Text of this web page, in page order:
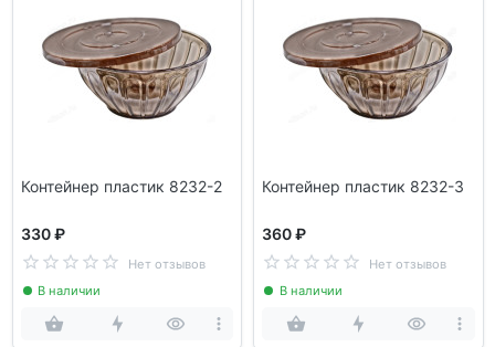
Контейнер пластик 8232-2
330 ₽
Нет отзывов
В наличии
Контейнер пластик 8232-3
360 ₽
Нет отзывов
В наличии